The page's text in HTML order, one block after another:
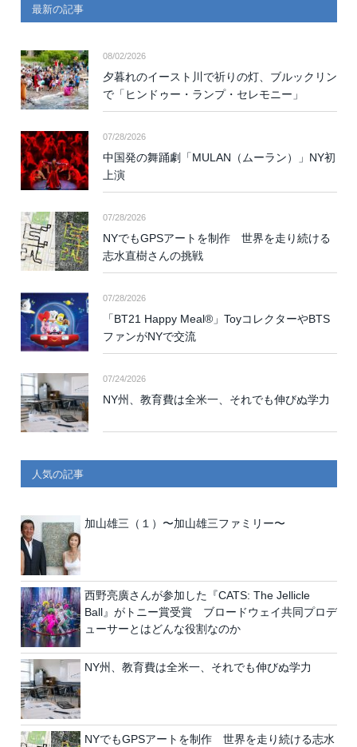
最新の記事
08/02/2026
夕暮れのイースト川で祈りの灯、ブルックリン
で「ヒンドゥー・ランプ・セレモニー」
07/28/2026
中国発の舞踊劇「MULAN（ムーラン）」NY初
上演
07/28/2026
NYでもGPSアートを制作 世界を走り続ける
志水直樹さんの挑戦
07/28/2026
「BT21 Happy Meal®」ToyコレクターやBTS
ファンがNYで交流
07/24/2026
NY州、教育費は全米一、それでも伸びぬ学力
人気の記事
加山雄三（１）〜加山雄三ファミリー〜
西野亮廣さんが参加した『CATS: The Jellicle
Ball』がトニー賞受賞 ブロードウェイ共同プロデ
ューサーとはどんな役割なのか
NY州、教育費は全米一、それでも伸びぬ学力
NYでもGPSアートを制作 世界を走り続ける志水